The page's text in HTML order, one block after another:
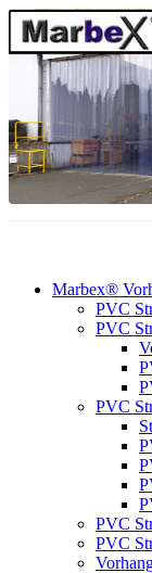
Marbex®
PVC
PVC
PVC
PVC
PVC